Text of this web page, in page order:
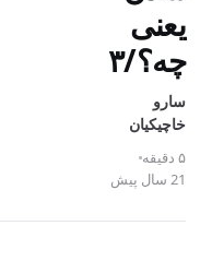
یعنی
چه؟/۳
سارو
خاچیکیان
۵ دقیقه
21 سال پیش